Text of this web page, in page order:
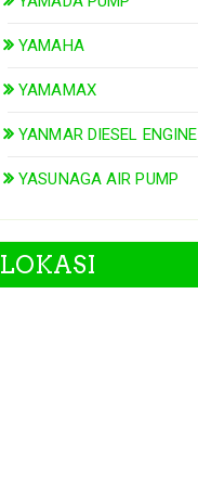
YAMAHA
YAMAMAX
YANMAR DIESEL ENGINE
YASUNAGA AIR PUMP
LOKASI